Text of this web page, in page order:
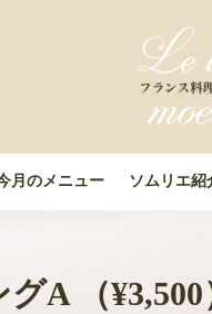
月のメニュー ソムリエ紹
A （